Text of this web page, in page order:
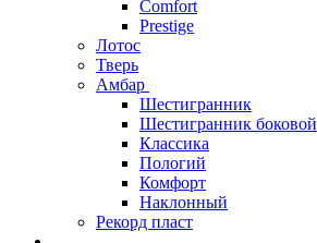
Comfort
Prestige
Лотос
Тверь
Амбар
Шестигранник
Шестигранник боковой
Классика
Пологий
Комфорт
Наклонный
Рекорд пласт